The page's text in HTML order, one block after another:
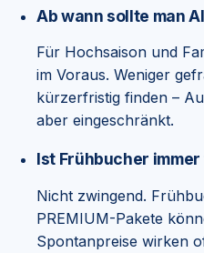
Ab wann sollte man
Für Hochsaison und
im Voraus. Weniger
kürzerfristig finden –
aber eingeschränkt.
Ist Frühbucher
Nicht zwingend.
PREMIUM-Pakete
Spontanpreise wirken